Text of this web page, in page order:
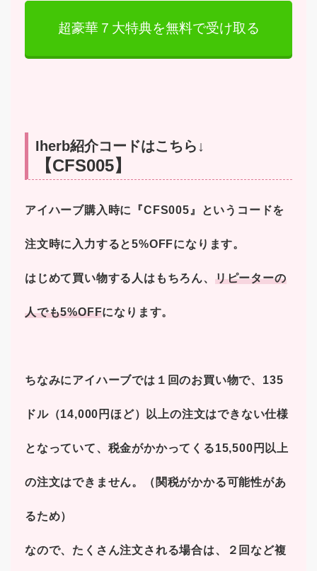
超豪華７大特典を無料で受け取る
Iherb紹介コードはこちら↓
【CFS005】
アイハーブ購入時に『CFS005』というコードを
注文時に入力すると5%OFFになります。
はじめて買い物する人はもちろん、 リピーターの
人でも5%OFFになります。
ちなみにアイハーブでは１回のお買い物で、135
ドル（14,000円ほど）以上の注文はできない仕様
となっていて、税金がかかってくる15,500円以上
の注文はできません。（関税がかかる可能性があ
るため）
なので、たくさん注文される場合は、２回など複